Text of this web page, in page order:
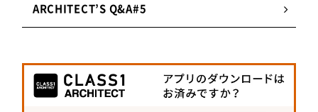
ARCHITECT’S Q&A#5